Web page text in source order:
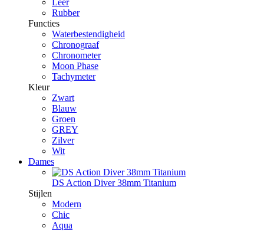
Leer
Rubber
Functies
Waterbestendigheid
Chronograaf
Chronometer
Moon Phase
Tachymeter
Kleur
Zwart
Blauw
Groen
GREY
Zilver
Wit
Dames
DS Action Diver 38mm Titanium
Stijlen
Modern
Chic
Aqua